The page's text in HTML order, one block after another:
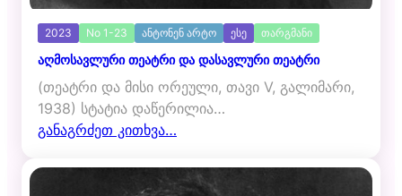
2023 No 1-23 ანტონენ არტო ესე თარგმანი
აღმოსავლური თეატრი და დასავლური თეატრი
(თეატრი და მისი ორეული, თავი V, გალიმარი,
1938) სტატია დაწერილია…
განაგრძეთ კითხვა…